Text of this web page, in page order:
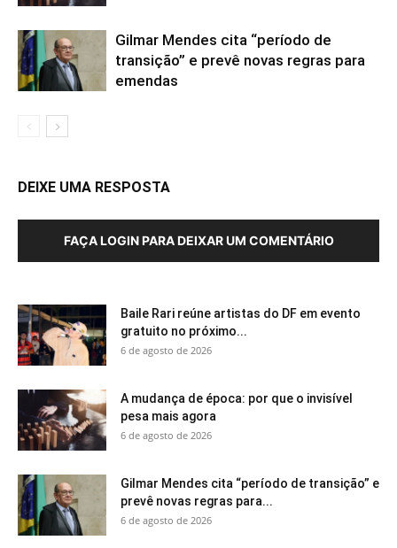
Gilmar Mendes cita “período de
transição” e prevê novas regras para
emendas
DEIXE UMA RESPOSTA
FAÇA LOGIN PARA DEIXAR UM COMENTÁRIO
Baile Rari reúne artistas do DF em evento
gratuito no próximo...
6 de agosto de 2026
A mudança de época: por que o invisível
pesa mais agora
6 de agosto de 2026
Gilmar Mendes cita “período de transição” e
prevê novas regras para...
6 de agosto de 2026